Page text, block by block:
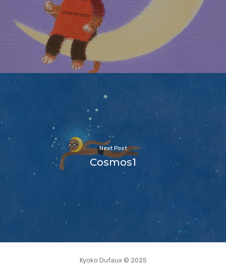
Next Post
Cosmos1
Kyoko Dufaux © 2025